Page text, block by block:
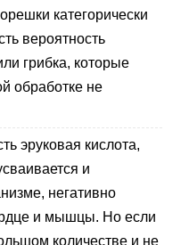
категорически
вероятность
грибка, которые
обработке не
эруковая кислота,
и
негативно
и мышцы. Но если
количестве и не